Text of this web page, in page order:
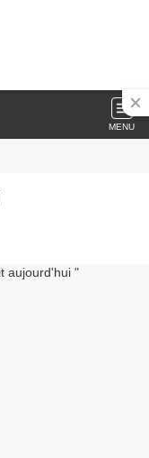
MENU